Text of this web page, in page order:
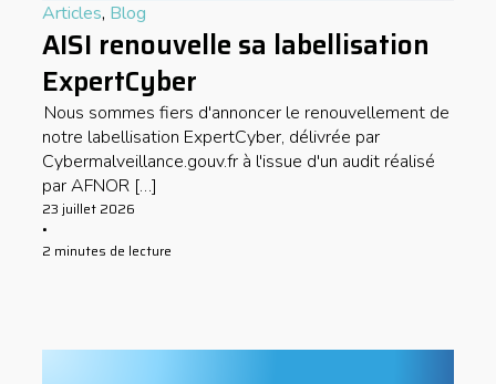
Articles, Blog
AISI renouvelle sa labellisation
ExpertCyber
Nous sommes fiers d'annoncer le renouvellement de
notre labellisation ExpertCyber, délivrée par
Cybermalveillance.gouv.fr à l'issue d'un audit réalisé
par AFNOR […]
23 juillet 2026
•
2 minutes de lecture